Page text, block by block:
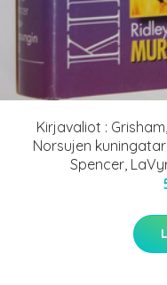
Kirjavaliot :
Norsujen kuningatar
Spencer,